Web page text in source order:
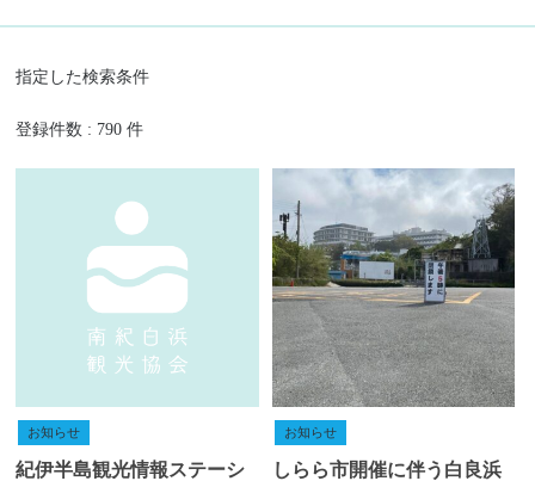
指定した検索条件
登録件数 : 790 件
お知らせ
紀伊半島観光情報ステーシ
お知らせ
しらら市開催に伴う白良浜